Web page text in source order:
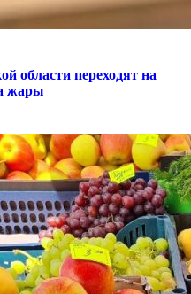
области переходят на
жары